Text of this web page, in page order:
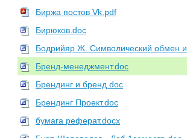
Биржа постов Vk.pdf
Бирюков.doc
Бодрийяр Ж. Символический обмен
Бренд-менеджмент.doc
Брендинг и бренд.doc
Брендинг Проект.doc
бумага реферат.docx